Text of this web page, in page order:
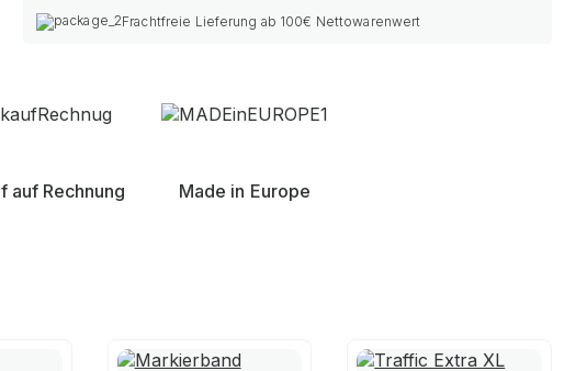
Frachtfreie Lieferung ab 100€ Nettowarenwert
auf Rechnung Made in Europe